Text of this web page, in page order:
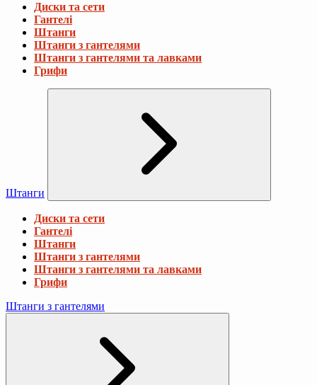
Диски та сети
Гантелі
Штанги
Штанги з гантелями
Штанги з гантелями та лавками
Грифи
Штанги
Диски та сети
Гантелі
Штанги
Штанги з гантелями
Штанги з гантелями та лавками
Грифи
Штанги з гантелями